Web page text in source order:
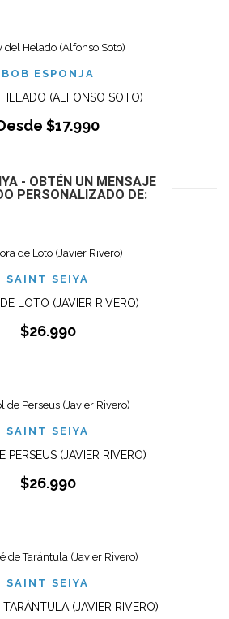
BOB ESPONJA
HELADO (ALFONSO SOTO)
$17.990
- OBTÉN UN MENSAJE
PERSONALIZADO DE:
SAINT SEIYA
LOTO (JAVIER RIVERO)
$26.990
SAINT SEIYA
PERSEUS (JAVIER RIVERO)
$26.990
SAINT SEIYA
(JAVIER RIVERO)